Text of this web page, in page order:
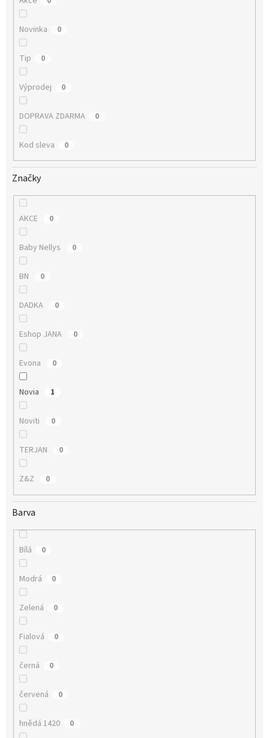
Novinka 0
Tip 0
Výprodej 0
DOPRAVA ZDARMA 0
Kod sleva 0
Značky
AKCE 0
Baby Nellys 0
BN 0
DADKA 0
Eshop JANA 0
Evona 0
Novia 1
Noviti 0
TERJAN 0
Z&Z 0
Barva
Bílá 0
Modrá 0
Zelená 0
Fialová 0
černá 0
červená 0
hnědá 1420 0